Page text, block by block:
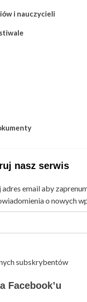
i nauczycieli
nasz serwis
email aby
o nowych
subskrybentów
Facebook’u